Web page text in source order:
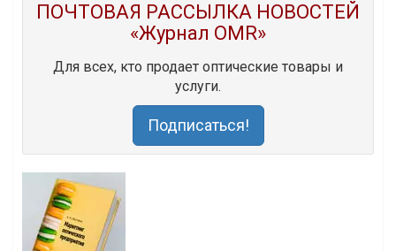
ПОЧТОВАЯ РАССЫЛКА НОВОСТЕЙ
«Журнал OMR»
Для всех, кто продает оптические товары и
услуги.
Подписаться!